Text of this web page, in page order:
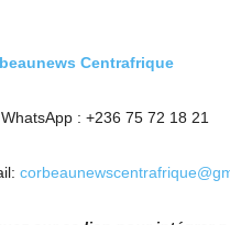
Centrafrique
: +236 75 72 18 21